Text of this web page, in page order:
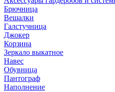
Брючница
Вешалки
Галстучница
Джокер
Корзина
Зеркало выкатное
Навес
Обувница
Пантограф
Наполнение